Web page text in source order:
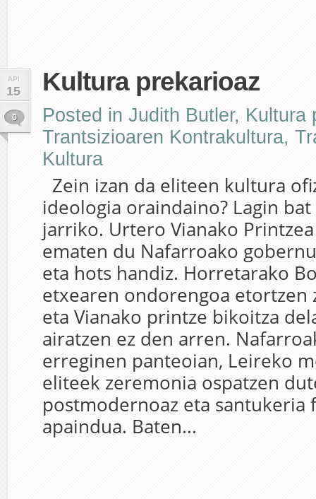
API
15
0
Kultura prekarioaz
Posted in Judith Butler, Kultura
Trantsizioaren Kontrakultura,
Kultura
Zein izan da eliteen kultura
ideologia oraindaino? Lagin
jarriko. Urtero Vianako
ematen du Nafarroako
eta hots handiz. Horretarako
etxearen ondorengoa etortzen
eta Vianako printze bikoitza
airatzen ez den arren.
erreginen panteoian, Leireko
eliteek zeremonia ospatzen
postmodernoaz eta santukeria
apaindua. Baten...